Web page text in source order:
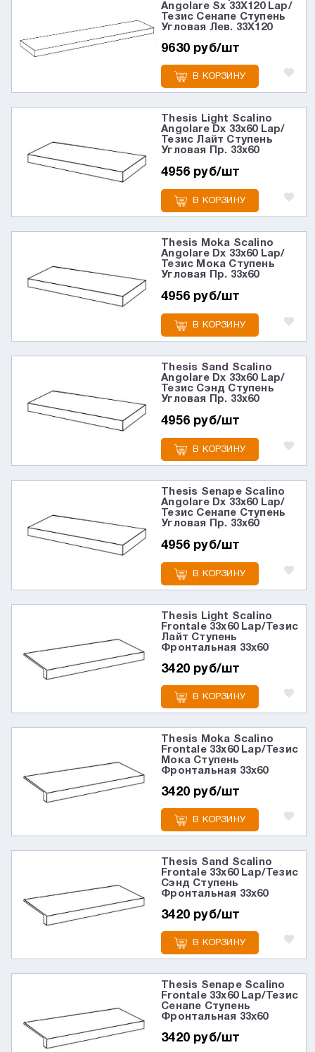
Angolare Sx 33X120 Lap/
Тезис Сенапе Ступень
Угловая Лев. 33X120
9630 руб/шт
В КОРЗИНУ
Thesis Light Scalino
Angolare Dx 33x60 Lap/
Тезис Лайт Ступень
Угловая Пр. 33x60
4956 руб/шт
В КОРЗИНУ
Thesis Moka Scalino
Angolare Dx 33x60 Lap/
Тезис Мока Ступень
Угловая Пр. 33x60
4956 руб/шт
В КОРЗИНУ
Thesis Sand Scalino
Angolare Dx 33x60 Lap/
Тезис Сэнд Ступень
Угловая Пр. 33x60
4956 руб/шт
В КОРЗИНУ
Thesis Senape Scalino
Angolare Dx 33x60 Lap/
Тезис Сенапе Ступень
Угловая Пр. 33x60
4956 руб/шт
В КОРЗИНУ
Thesis Light Scalino
Frontale 33x60 Lap/Тезис
Лайт Ступень
Фронтальная 33x60
3420 руб/шт
В КОРЗИНУ
Thesis Moka Scalino
Frontale 33x60 Lap/Тезис
Мока Ступень
Фронтальная 33x60
3420 руб/шт
В КОРЗИНУ
Thesis Sand Scalino
Frontale 33x60 Lap/Тезис
Сэнд Ступень
Фронтальная 33x60
3420 руб/шт
В КОРЗИНУ
Thesis Senape Scalino
Frontale 33x60 Lap/Тезис
Сенапе Ступень
Фронтальная 33x60
3420 руб/шт